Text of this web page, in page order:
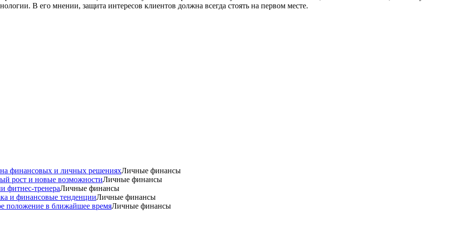
В его мнении, защита интересов клиентов должна всегда стоять на первом месте.
на финансовых и личных решенияхЛичные финансы
рост и новые возможностиЛичные финансы
фитнес-тренераЛичные финансы
и финансовые тенденцииЛичные финансы
положение в ближайшее времяЛичные финансы